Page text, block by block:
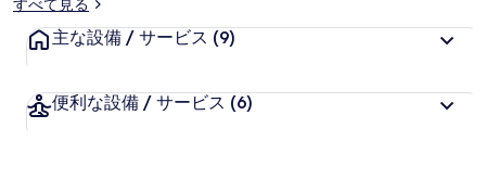
すべて見る
主な設備 / サービス (9)
便利な設備 / サービス (6)